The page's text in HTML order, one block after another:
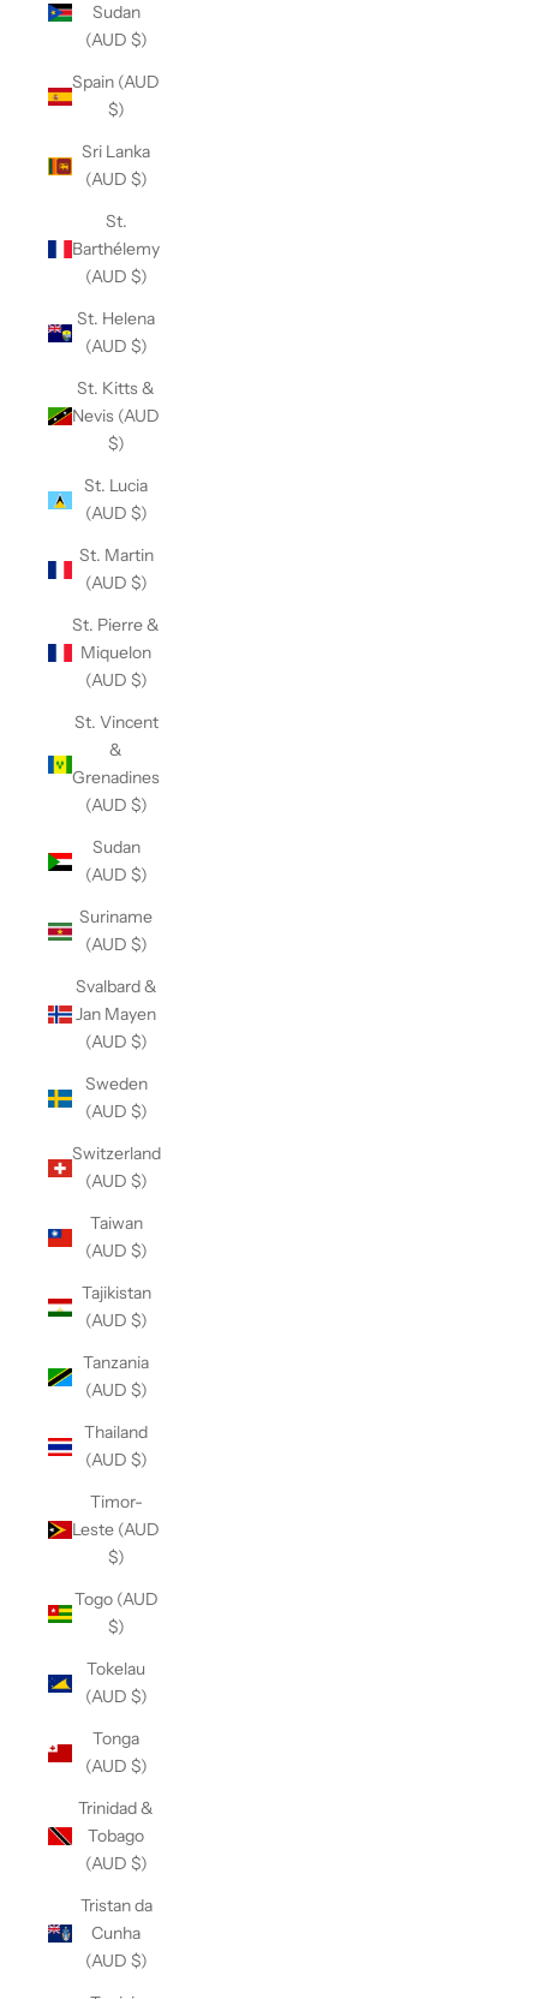
Sudan
(AUD $)
Spain (AUD
$)
Sri Lanka
(AUD $)
St.
Barthélemy
(AUD $)
St. Helena
(AUD $)
St. Kitts &
Nevis (AUD
$)
St. Lucia
(AUD $)
St. Martin
(AUD $)
St. Pierre &
Miquelon
(AUD $)
St. Vincent
&
Grenadines
(AUD $)
Sudan
(AUD $)
Suriname
(AUD $)
Svalbard &
Jan Mayen
(AUD $)
Sweden
(AUD $)
Switzerland
(AUD $)
Taiwan
(AUD $)
Tajikistan
(AUD $)
Tanzania
(AUD $)
Thailand
(AUD $)
Timor-
Leste (AUD
$)
Togo (AUD
$)
Tokelau
(AUD $)
Tonga
(AUD $)
Trinidad &
Tobago
(AUD $)
Tristan da
Cunha
(AUD $)